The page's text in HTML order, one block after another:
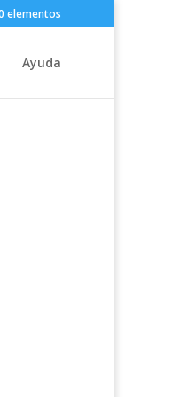
elementos
Ayuda